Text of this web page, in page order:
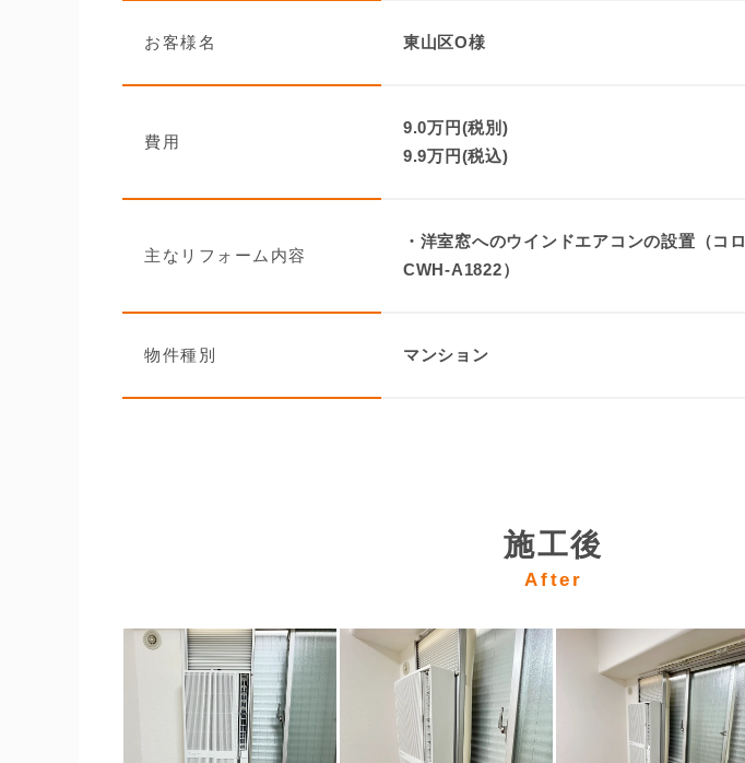
お客様名 東山区O様
費用
9.0万円(税別)
9.9万円(税込)
主なリフォーム内容
・洋室窓へのウインドエアコンの設置（
CWH-A1822）
物件種別 マンション
施工後
After